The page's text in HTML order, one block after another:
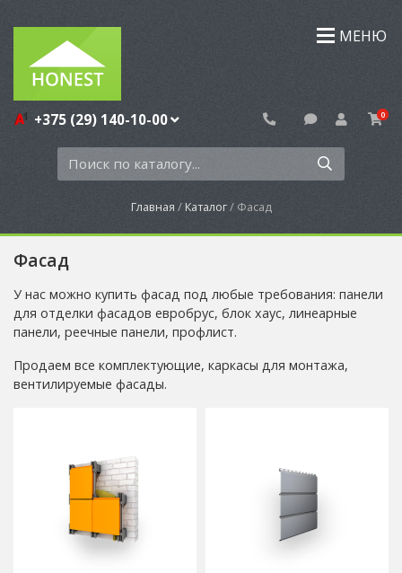
МЕНЮ
+375 (29) 140-10-00 0
Главная Каталог Фасад
Фасад
У нас можно купить фасад под любые требования: панели
для отделки фасадов евробрус, блок хаус, линеарные
панели, реечные панели, профлист.
Продаем все комплектующие, каркасы для монтажа,
вентилируемые фасады.